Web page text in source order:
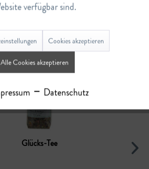
Glücks-Tee
verfügbar sind.
Cookies akzeptieren
Alle Cookies akzeptieren
Datenschutz